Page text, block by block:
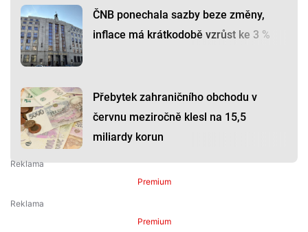
ČNB ponechala sazby beze změny,
inflace má krátkodobě vzrůst ke 3 %
Přebytek zahraničního obchodu v
červnu meziročně klesl na 15,5
miliardy korun
Premium
Premium